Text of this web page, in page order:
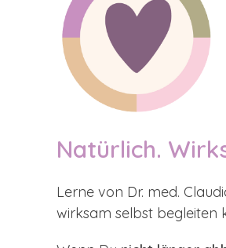
Natürlich.
Lerne von Dr. med.
wirksam selbst begleiten